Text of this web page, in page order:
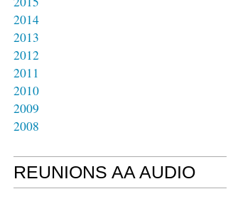
2014
2013
2012
2011
2010
2009
2008
REUNIONS AA AUDIO